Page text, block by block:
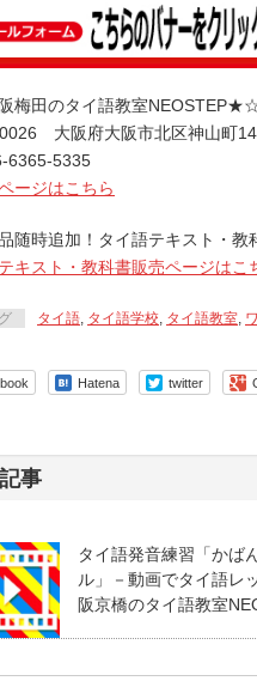
梅田のタイ語教室
大阪府大阪市北区神山町
6365-5335
ージはこちら
時追加！タイ語テキスト・
キスト・教科書販売ページはこ
タイ語, タイ語学校, タイ語教室,
Hatena twitter
事
タイ語発音練習「かば
ル」－動画でタイ語レ
阪京橋のタイ語教室